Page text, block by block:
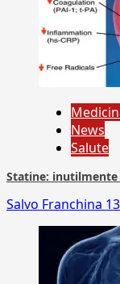
News
Salute
Statine:
Salvo Franchina